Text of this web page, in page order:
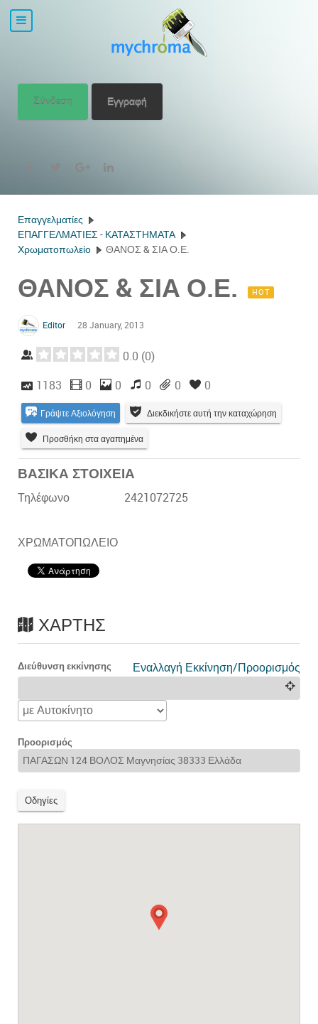
Σύνδεση Εγγραφή
Επαγγελματίες
ΕΠΑΓΓΕΛΜΑΤΙΕΣ - ΚΑΤΑΣΤΗΜΑΤΑ
Χρωματοπωλείο
ΘΑΝΟΣ & ΣΙΑ Ο.Ε.
ΘΑΝΟΣ & ΣΙΑ Ο.Ε. HOT
Editor 28 January, 2013
0.0 (0)
1183 0 0 0 0 0
Γράψτε Αξιολόγηση Διεκδικήστε αυτή την καταχώρηση
Προσθήκη στα αγαπημένα
ΒΑΣΙΚΑ ΣΤΟΙΧΕΙΑ
Τηλέφωνο 2421072725
ΧΡΩΜΑΤΟΠΩΛΕΙΟ
ΧΆΡΤΗΣ
Εναλλαγή Εκκίνηση/Προορισμός
Διεύθυνση εκκίνησης
Προορισμός
Οδηγίες